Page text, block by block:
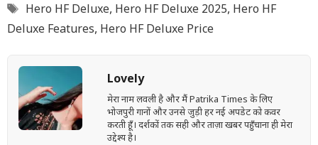
Tags
Hero HF Deluxe, Hero HF Deluxe 2025, Hero HF
Deluxe Features, Hero HF Deluxe Price
Lovely
मेरा नाम लवली है और मैं Patrika Times के लिए
भोजपुरी गानों और उनसे जुड़ी हर नई अपडेट को कवर
करती हूँ। दर्शकों तक सही और ताज़ा खबर पहुँचाना ही मेरा
उद्देश्य है।